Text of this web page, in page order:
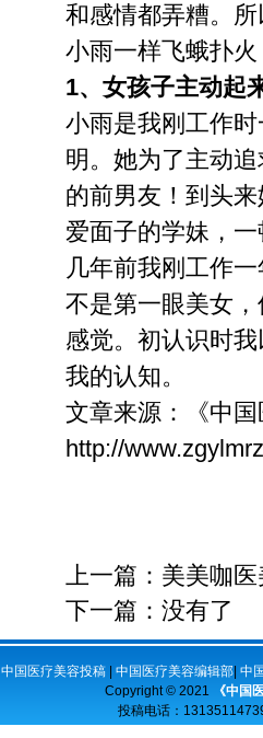
和感情都弄糟。
小雨一样飞蛾扑
1、 女孩子主动起
小雨是我刚工作
明。她为了主动
的前男友！到头
爱面子的学妹，
几年前我刚工作
不是第一眼美女
感觉。初认识时
我的认知。
文章来源：
《中
http://
上一篇： 美美咖
下一篇：没有了
中国医疗美容投稿| 中国医疗美容编辑部| 中
Copyright © 2021
《中国
投稿电话：